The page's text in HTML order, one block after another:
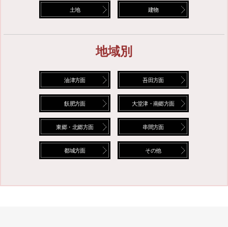
土地 建物
地域別
油津方面 吾田方面
飫肥方面 大堂津・南郷方面
東郷・北郷方面 串間方面
都城方面 その他